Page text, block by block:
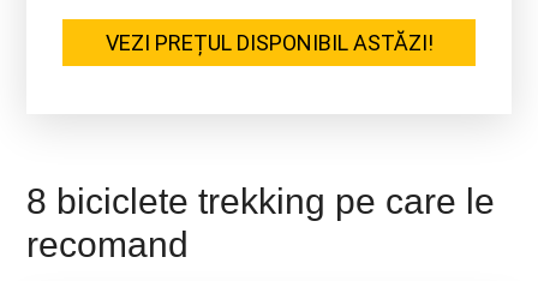
VEZI PREȚUL DISPONIBIL ASTĂZI!
8 biciclete trekking pe care le
recomand